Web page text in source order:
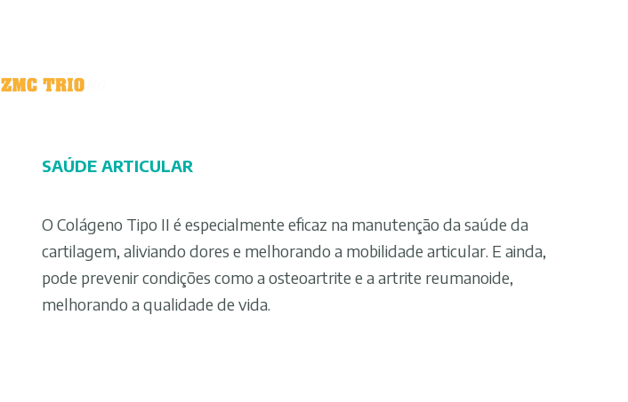
SAÚDE ARTICULAR
O Colágeno Tipo II é especialmente eficaz na manutenção da saúde da
cartilagem, aliviando dores e melhorando a mobilidade articular. E ainda,
pode prevenir condições como a osteoartrite e a artrite reumanoide,
melhorando a qualidade de vida.